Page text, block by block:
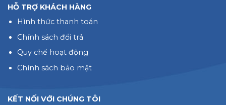
HỖ TRỢ KHÁCH HÀNG
Hình thức thanh toán
Chính sách đổi trả
Quy chế hoạt động
Chính sách bảo mật
KẾT NỐI VỚI CHÚNG TÔI